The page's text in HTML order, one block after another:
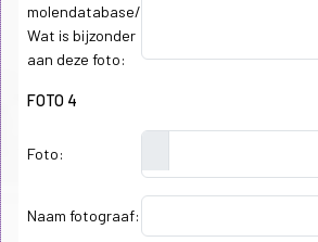
molendatabase/
Wat is bijzonder
aan deze foto:
FOTO 4
Foto:
Naam fotograaf: